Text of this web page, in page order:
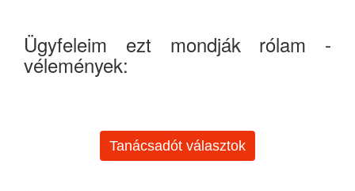
Ügyfeleim ezt mondják rólam -
vélemények:
Tanácsadót választok